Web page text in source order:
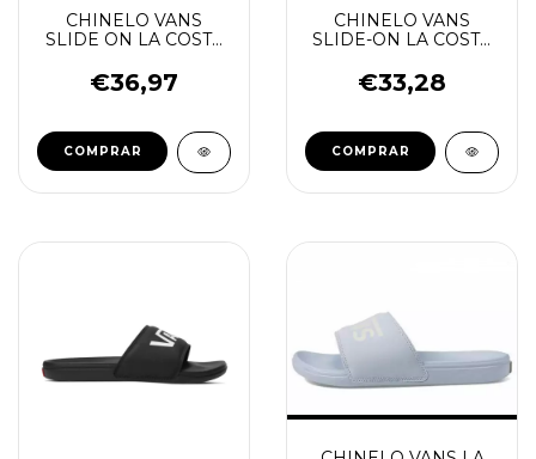
CHINELO VANS
SLIDE ON LA COSTA
€36,97
COMPRAR
CHINELO VANS
SLIDE-ON LA COSTA
€33,28
COMPRAR